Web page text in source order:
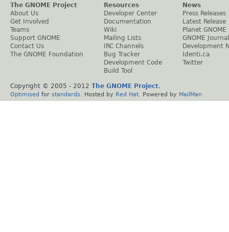
The GNOME Project
About Us
Get Involved
Teams
Support GNOME
Contact Us
The GNOME Foundation
Resources
Developer Center
Documentation
Wiki
Mailing Lists
IRC Channels
Bug Tracker
Development Code
Build Tool
News
Press Releases
Latest Release
Planet GNOME
GNOME Journal
Development
Identi.ca
Twitter
Copyright © 2005 - 2012 The GNOME Project.
Optimised for standards . Hosted by Red Hat . Powered by MailMan